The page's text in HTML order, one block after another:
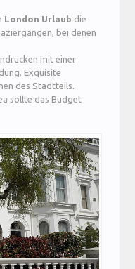
London Urlaub die
bei denen
mit einer
Exquisite
des Stadtteils.
sollte das Budget